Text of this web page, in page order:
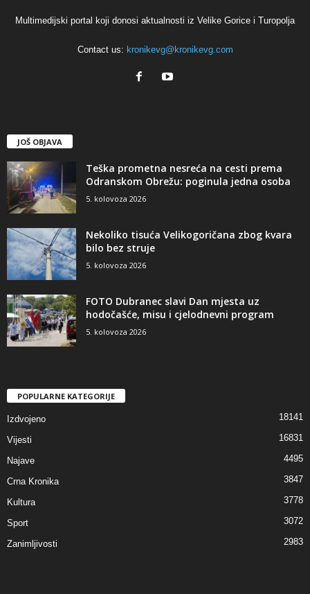
Multimedijski portal koji donosi aktualnosti iz Velike Gorice i Turopolja
Contact us: kronikevg@kronikevg.com
JOŠ OBJAVA
Teška prometna nesreća na cesti prema
Odranskom Obrežu: poginula jedna osoba
5. kolovoza 2026
Nekoliko tisuća Velikogoričana zbog kvara
bilo bez struje
5. kolovoza 2026
FOTO Dubranec slavi Dan mjesta uz
hodočašće, misu i cjelodnevni program
5. kolovoza 2026
POPULARNE KATEGORIJE
Izdvojeno 18141
Vijesti 16831
Najave 4495
Crna Kronika 3847
Kultura 3778
Sport 3072
Zanimljivosti 2983